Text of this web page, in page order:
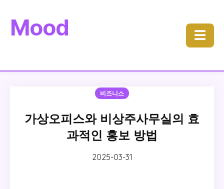
Mood ☰
비즈니스
가상오피스와 비상주사무실의 효
과적인 홍보 방법
2025-03-31